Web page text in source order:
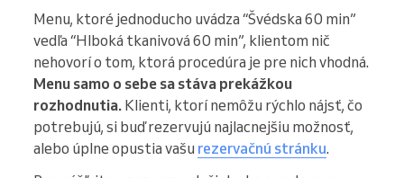
Menu, ktoré jednoducho uvádza “Švédska 60 min”
vedľa “Hlboká tkanivová 60 min”, klientom nič
nehovorí o tom, ktorá procedúra je pre nich vhodná.
Menu samo o sebe sa stáva prekážkou
rozhodnutia. Klienti, ktorí nemôžu rýchlo nájsť, čo
potrebujú, si buď rezervujú najlacnejšiu možnosť,
alebo úplne opustia vašu rezervačnú stránku.